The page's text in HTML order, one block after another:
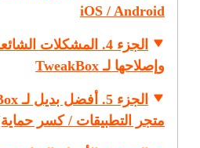
iOS / Android
الجزء 4. المشكلات
وإصلاحها لـ TweakBox
متجر التطبيقات / كسر